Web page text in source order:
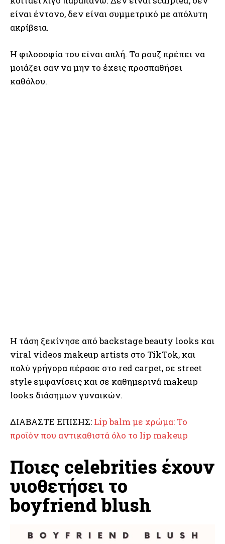
είναι έντονο, δεν είναι συμμετρικό με απόλυτη
ακρίβεια.
Η φιλοσοφία του είναι απλή. Το ρουζ πρέπει να
μοιάζει σαν να μην το έχεις προσπαθήσει
καθόλου.
Η τάση ξεκίνησε από backstage beauty looks και
viral videos makeup artists στο TikTok, και
πολύ γρήγορα πέρασε στο red carpet, σε street
style εμφανίσεις και σε καθημερινά makeup
looks διάσημων γυναικών.
ΔΙΑΒΑΣΤΕ ΕΠΙΣΗΣ: Lip balm με χρώμα: Το
προϊόν που αντικαθιστά όλο το lip makeup
Ποιες celebrities έχουν
υιοθετήσει το
boyfriend blush